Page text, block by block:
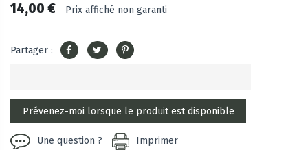
14,00 € Prix affiché non garanti
Partager :
Une question ? Imprimer